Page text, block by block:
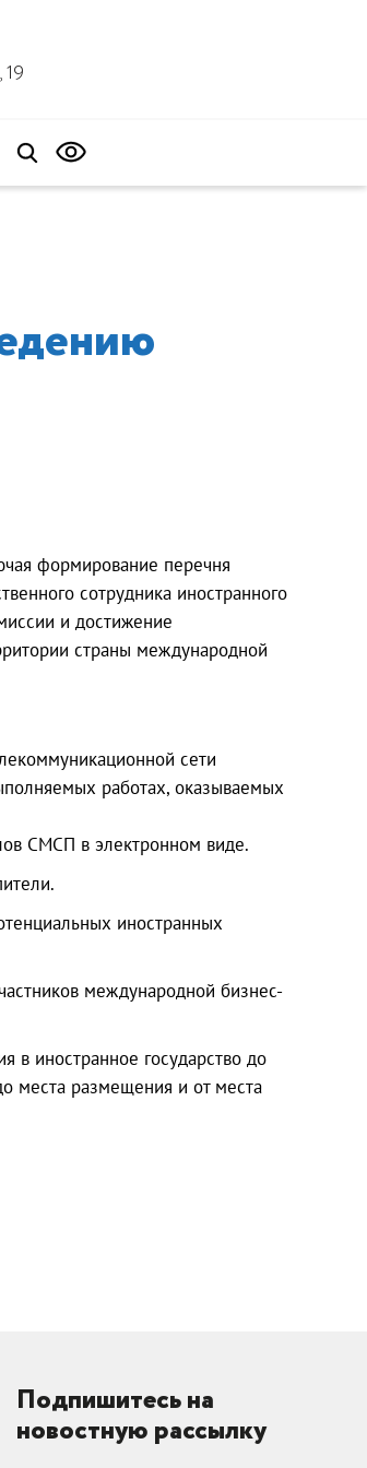
формирование перечня
сотрудника иностранного
и достижение
страны международной
сети
работах, оказываемых
СМСП в электронном виде.
иностранных
международной бизнес-
в иностранное государство до
места размещения и от места
Подпишитесь на
новостную рассылку